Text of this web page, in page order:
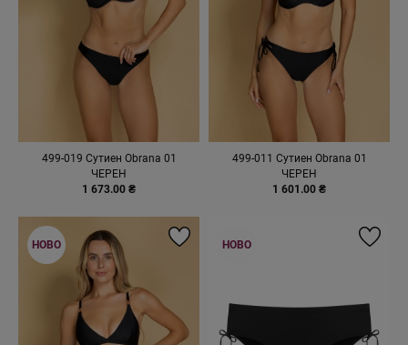
499-019 Сутиен Obrana 01
ЧЕРЕН
1 673.00 ₴
499-011 Сутиен Obrana 01
ЧЕРЕН
1 601.00 ₴
НОВО НОВО